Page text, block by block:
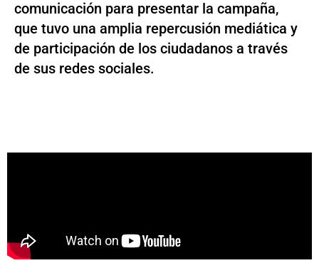
comunicación para presentar la campaña,
que tuvo una amplia repercusión mediática y
de participación de los ciudadanos a través
de sus redes sociales.